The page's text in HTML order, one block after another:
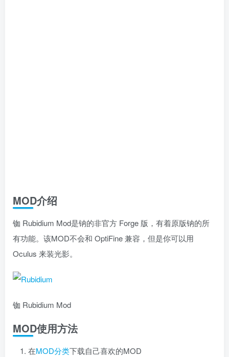
MOD介绍
铷 Rubidium Mod是钠的非官方 Forge 版，有着原版钠的所
有功能。该MOD不会和 OptiFine 兼容，但是你可以用
Oculus 来装光影。
铷 Rubidium Mod
MOD使用方法
在MOD分类下载自己喜欢的MOD